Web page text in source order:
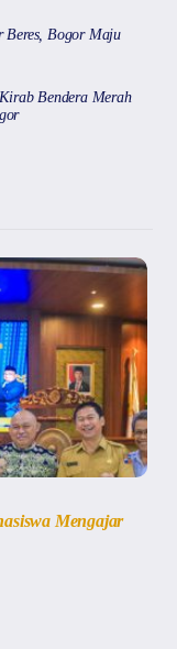
Beres, Bogor Maju
Bendera Merah
Mengajar